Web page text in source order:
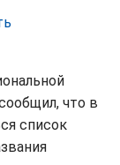
что в
список